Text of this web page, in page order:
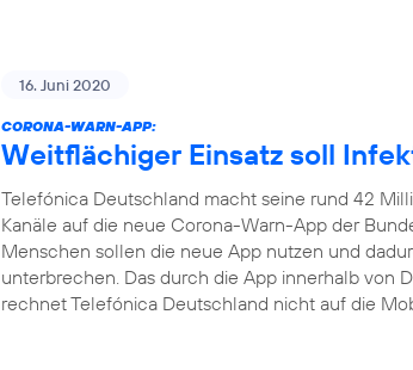
16. Juni 2020
CORONA-WARN-APP:
Weitflächiger Einsatz soll
Telefónica Deutschland macht seine rund 42
Kanäle auf die neue Corona-Warn-App der
Menschen sollen die neue App nutzen und
unterbrechen. Das durch die App innerhalb von
rechnet Telefónica Deutschland nicht auf die